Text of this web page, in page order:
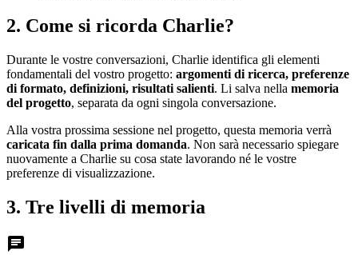
2. Come si ricorda Charlie?
Durante le vostre conversazioni, Charlie identifica gli elementi
fondamentali del vostro progetto: argomenti di ricerca, preferenze
di formato, definizioni, risultati salienti. Li salva nella memoria
del progetto, separata da ogni singola conversazione.
Alla vostra prossima sessione nel progetto, questa memoria verrà
caricata fin dalla prima domanda. Non sarà necessario spiegare
nuovamente a Charlie su cosa state lavorando né le vostre
preferenze di visualizzazione.
3. Tre livelli di memoria
chat